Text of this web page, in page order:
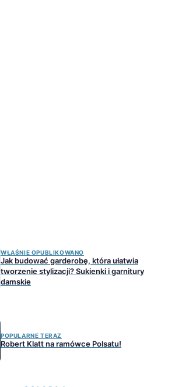
WŁAŚNIE OPUBLIKOWANO
Jak budować garderobę, która ułatwia
tworzenie stylizacji? Sukienki i garnitury
damskie
POPULARNE TERAZ
Robert Klatt na ramówce Polsatu!